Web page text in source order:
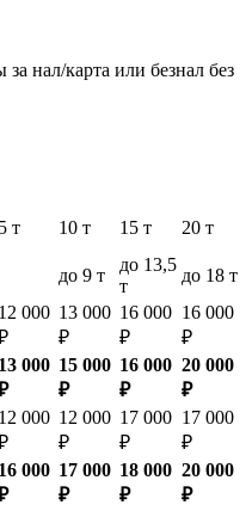
нал/карта или безнал без
5 т 10 т 15 т 20 т
до 9 т
до 13,5
т
до 18 т
12 000 13 000
₽
16 000
₽
16 000
₽
13 000 15 000
₽
16 000
₽
20 000
₽
12 000 12 000
₽
17 000
₽
17 000
₽
16 000 17 000
₽
18 000
₽
20 000
₽